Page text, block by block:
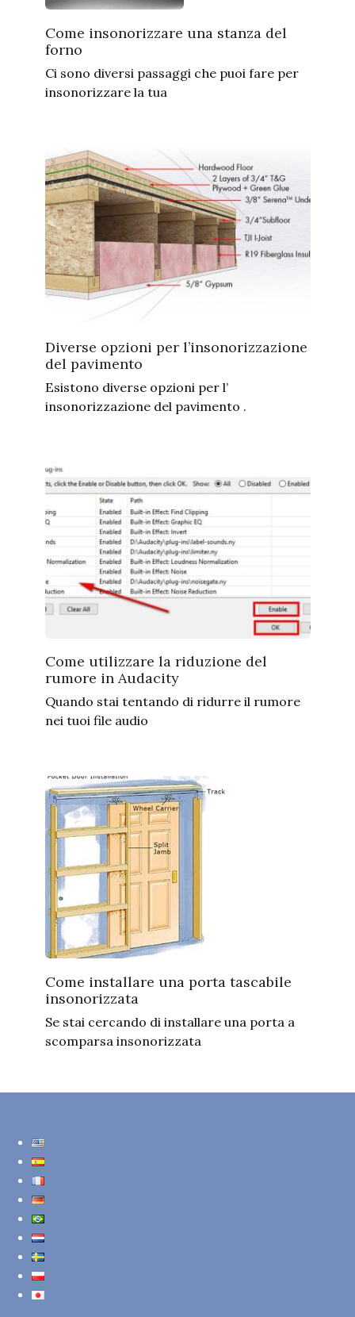
Come insonorizzare una stanza del
forno
Ci sono diversi passaggi che puoi fare per
insonorizzare la tua
Diverse opzioni per l’insonorizzazione
del pavimento
Esistono diverse opzioni per l’
insonorizzazione del pavimento .
Come utilizzare la riduzione del
rumore in Audacity
Quando stai tentando di ridurre il rumore
nei tuoi file audio
Come installare una porta tascabile
insonorizzata
Se stai cercando di installare una porta a
scomparsa insonorizzata